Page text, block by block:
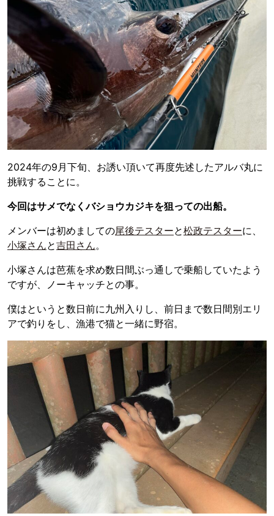
2024年の9月下旬、お誘い頂いて再度先述したアルバ丸に
挑戦することに。
今回はサメでなくバショウカジキを狙っての出船。
メンバーは初めましての尾後テスターと松政テスターに、
小塚さんと吉田さん。
小塚さんは芭蕉を求め数日間ぶっ通しで乗船していたよう
ですが、ノーキャッチとの事。
僕はというと数日前に九州入りし、前日まで数日間別エリ
アで釣りをし、漁港で猫と一緒に野宿。